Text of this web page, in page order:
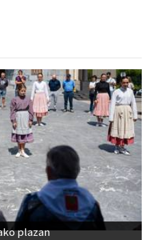
plazan